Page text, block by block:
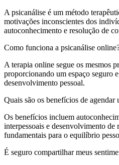
A psicanálise é um método
motivações inconscientes dos
autoconhecimento e resolução de
Como funciona a psicanálise
A terapia online segue os mesmos
proporcionando um espaço seguro
desenvolvimento pessoal.
Quais são os benefícios de agendar
Os benefícios incluem
interpessoais e desenvolvimento de
fundamentais para o equilíbrio
É seguro compartilhar meus